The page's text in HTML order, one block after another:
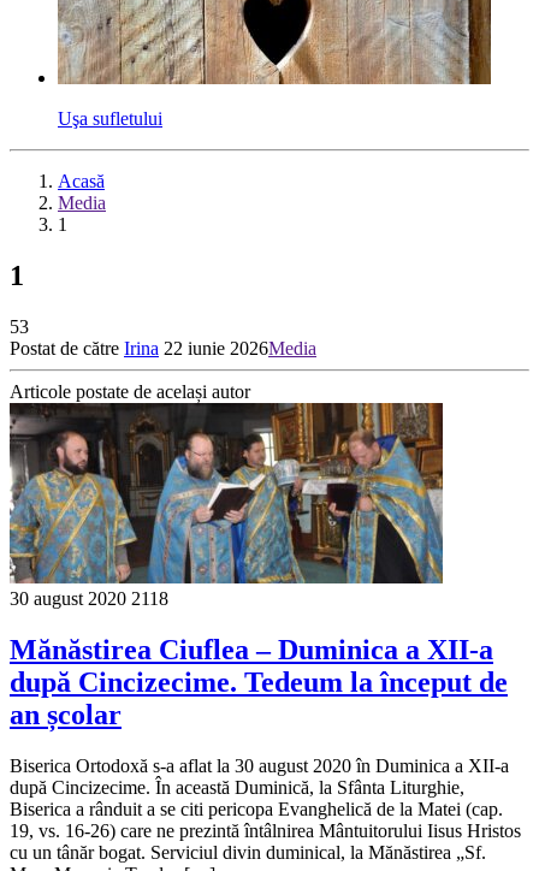
Uşa sufletului
Acasă
Media
1
1
53
Postat de către Irina 22 iunie 2026Media
Articole postate de același autor
30 august 2020 2118
Mănăstirea Ciuflea – Duminica a XII-a
după Cincizecime. Tedeum la început de
an școlar
Biserica Ortodoxă s-a aflat la 30 august 2020 în Duminica a XII-a
după Cincizecime. În această Duminică, la Sfânta Liturghie,
Biserica a rânduit a se citi pericopa Evanghelică de la Matei (cap.
19, vs. 16‑26) care ne prezintă întâlnirea Mântuitorului Iisus Hristos
cu un tânăr bogat. Serviciul divin duminical, la Mănăstirea „Sf.